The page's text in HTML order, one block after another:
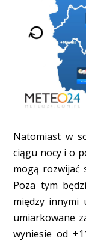
Natomiast w
ciągu nocy i o
mogą rozwijać
Poza tym
między
umiarkowane
wyniesie od